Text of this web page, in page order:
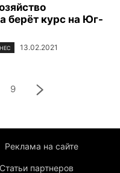
берёт курс на Юг-
13.02.2021
9
Реклама на сайте
Статьи партнеров